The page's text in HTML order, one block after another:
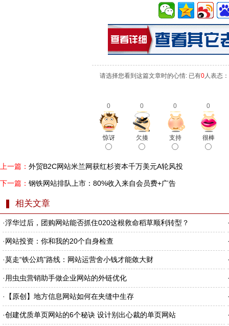
请选择您看到这篇文章时的心情: 已有0人表态：
0 0 0 0
惊讶 欠揍 支持 很棒
上一篇： 外贸B2C网站米兰网获红杉资本千万美元A轮风投
下一篇： 钢铁网站排队上市：80%收入来自会员费+广告
相关文章
·浮华过后，团购网站能否抓住020这根救命稻草顺利转型？
·网站投资：你和我的20个自身检查
·莫走“铁公鸡”路线：网站运营舍小钱才能敛大财
· 用虫虫营销助手做企业网站的外链优化
· 【原创】地方信息网站如何在夹缝中生存
·创建优质单页网站的6个秘诀 设计别出心裁的单页网站